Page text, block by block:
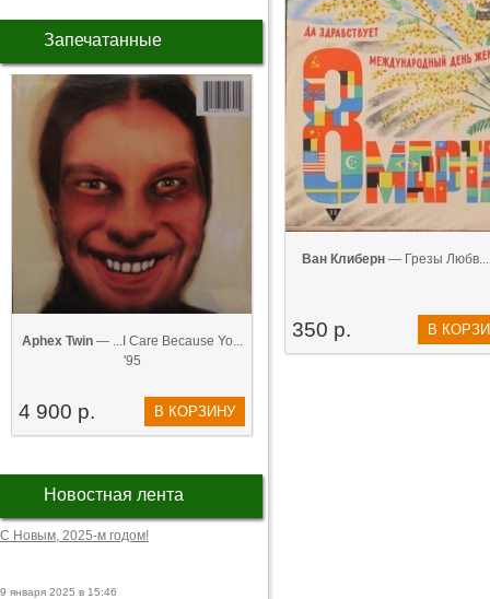
Запечатанные
Aphex Twin— ...I Care Because Yo...
'95
4 900 р. В КОРЗИНУ
Новостная лента
С Новым, 2025-м годом!
9 января 2025 в 15:46
Ван Клиберн— Грезы Любв...
350 р. В